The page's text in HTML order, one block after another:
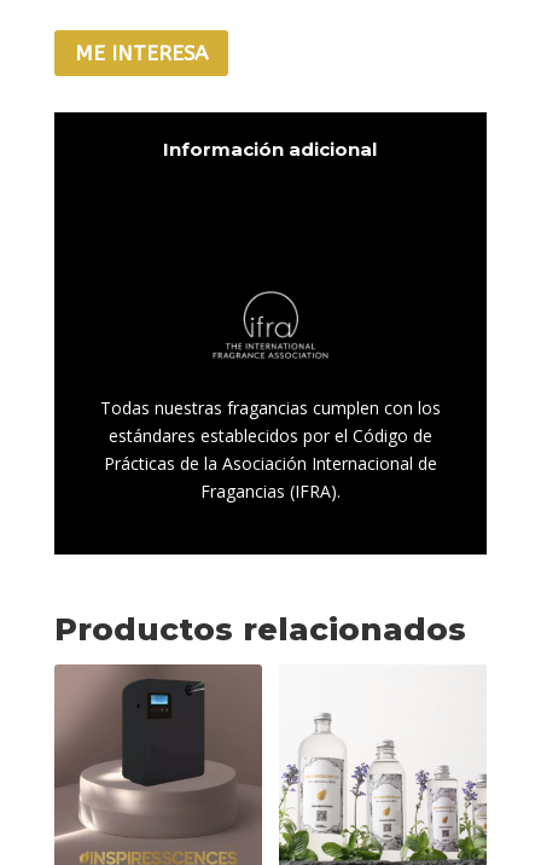
ME INTERESA
Información adicional
Todas nuestras fragancias cumplen con los
estándares establecidos por el Código de
Prácticas de la Asociación Internacional de
Fragancias (IFRA).
Productos relacionados